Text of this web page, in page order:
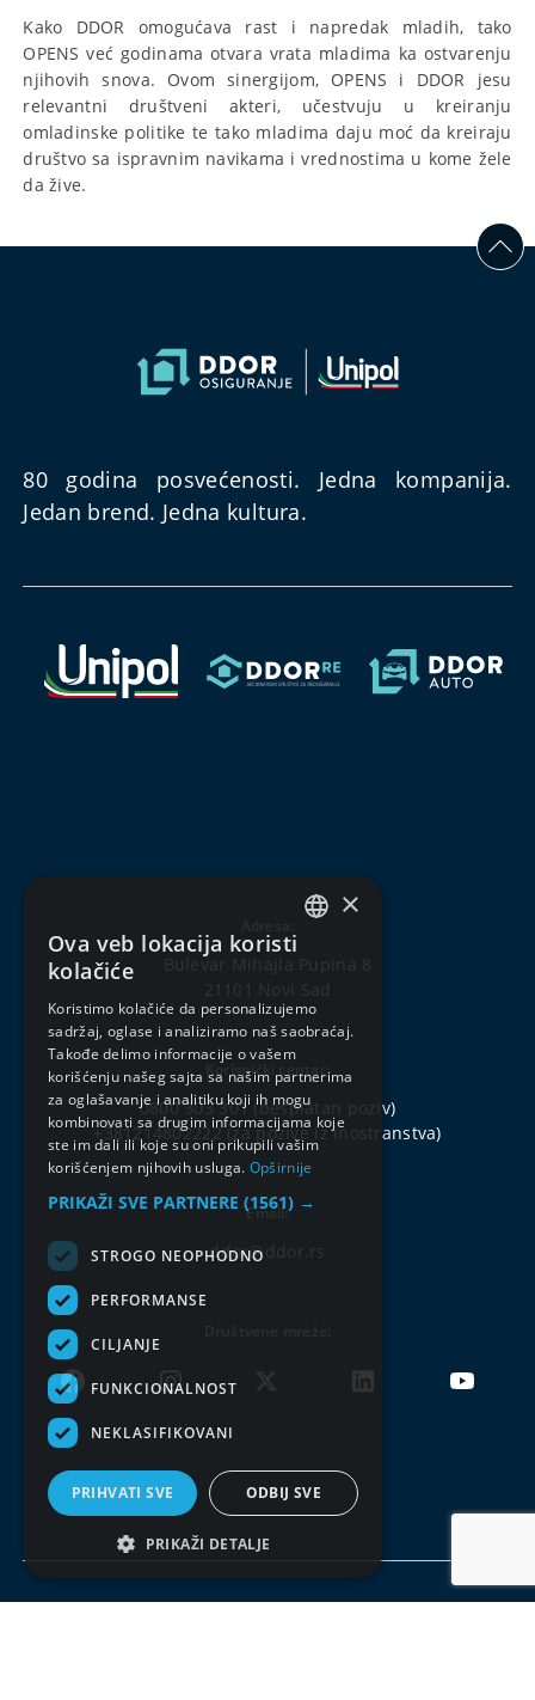
Kako DDOR omogućava rast i napredak mladih, tako
OPENS već godinama otvara vrata mladima ka ostvarenju
njihovih snova. Ovom sinergijom, OPENS i DDOR jesu
relevantni društveni akteri, učestvuju u kreiranju
omladinske politike te tako mladima daju moć da kreiraju
društvo sa ispravnim navikama i vrednostima u kome žele
da žive.
80 godina posvećenosti. Jedna kompanija.
Jedan brend. Jedna kultura.
Bulevar Mihajla Pupina 8
21101 Novi Sad
Korisnički centar:
0800 303 301(besplatan poziv)
+381214802222(za pozive iz inostranstva)
Email:
ddor@ddor.rs
ENGLISH
×
Ova veb lokacija koristi
kolačiće
Koristimo kolačiće da personalizujemo
sadržaj, oglase i analiziramo naš saobraćaj.
Takođe delimo informacije o vašem
korišćenju našeg sajta sa našim partnerima
za oglašavanje i analitiku koji ih mogu
kombinovati sa drugim informacijama koje
ste im dali ili koje su oni prikupili vašim
korišćenjem njihovih usluga. Opširnije
PRIKAŽI SVE PARTNERE (1561) →
STROGO NEOPHODNO
PERFORMANSE
CILJANJE
FUNKCIONALNOST
NEKLASIFIKOVANI
PRIHVATI SVE ODBIJ SVE
PRIKAŽI DETALJE